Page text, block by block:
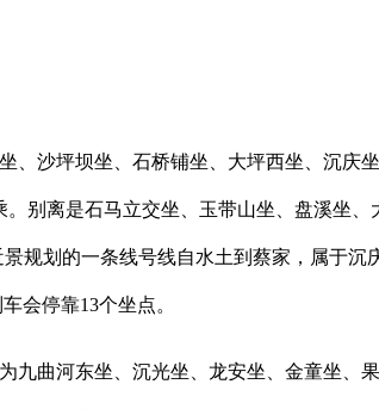
沙坪坝坐、石桥铺坐、大坪西坐、沉庆
别离是石马立交坐、玉带山坐、盘溪坐
规划的一条线号线自水土到蔡家，属于
会停靠13个坐点。
曲河东坐、沉光坐、龙安坐、金童坐、